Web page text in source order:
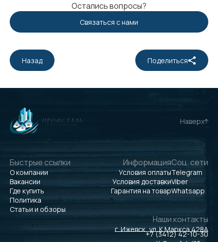
Остались вопросы?
Связаться с нами
Назад Поделиться
Наверх
Быстрые ссылки
О компании
Вакансии
Где купить
Политика
Статьи и обзоры
Информация
Условия оплаты
Условия доставки
Гарантия на товар
Соц. сети
Telegram
Viber
Whatsapp
Наши контакты
г. Ижевск, ул. К.Маркса 428А
+7 (3412) 42-10-30